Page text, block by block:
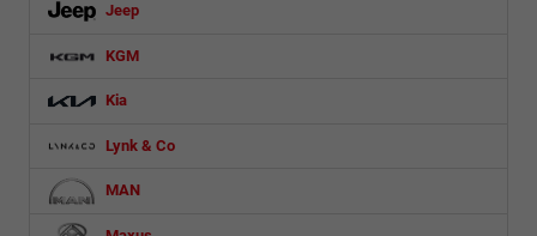
Jeep
KGM
Kia
Lynk & Co
MAN